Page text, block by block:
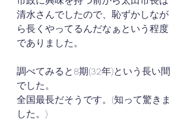
清水さんでしたので、恥ずかしなが
ら長くやってるんだなぁという程度
でありました。
調べてみると8期(32年)という長い間
でした。
全国最長だそうです。(知って驚きま
した。)